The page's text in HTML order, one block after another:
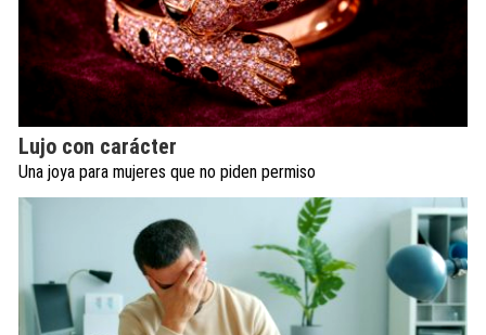
Lujo con carácter
Una joya para mujeres que no piden permiso